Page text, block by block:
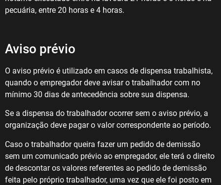
pecuária, entre 20 horas e 4 horas.
Aviso prévio
O aviso prévio é utilizado em casos de dispensa trabalhista,
quando o empregador deve avisar o trabalhador com no
mínimo 30 dias de antecedência sobre sua dispensa.
Se a dispensa do trabalhador ocorrer sem o aviso prévio, a
organização deve pagar o valor correspondente ao período.
Caso o trabalhador queira fazer um pedido de demissão
sem um comunicado prévio ao empregador, ele terá o direito
de descontar os valores referentes ao pedido de demissão
feita pelo próprio trabalhador, uma vez que ele foi posto em